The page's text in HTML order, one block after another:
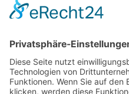
Podcasts, Themen
Entdecken Sie unser